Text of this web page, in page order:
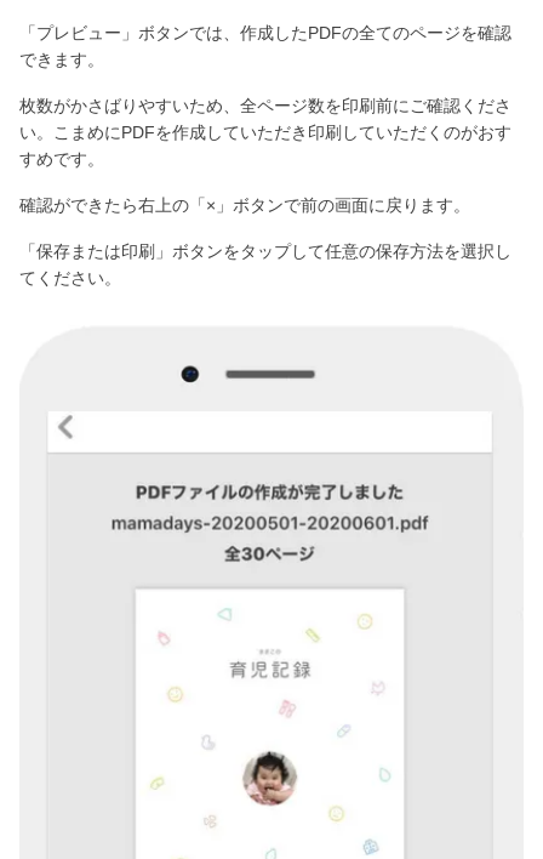
「プレビュー」ボタンでは、作成したPDFの全てのページを確認
できます。
枚数がかさばりやすいため、全ページ数を印刷前にご確認くださ
い。こまめにPDFを作成していただき印刷していただくのがおす
すめです。
確認ができたら右上の「×」ボタンで前の画面に戻ります。
「保存または印刷」ボタンをタップして任意の保存方法を選択し
てください。